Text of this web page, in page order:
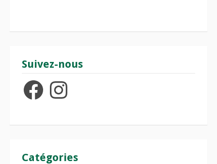
Suivez-nous
FacebookInstagram
Catégories